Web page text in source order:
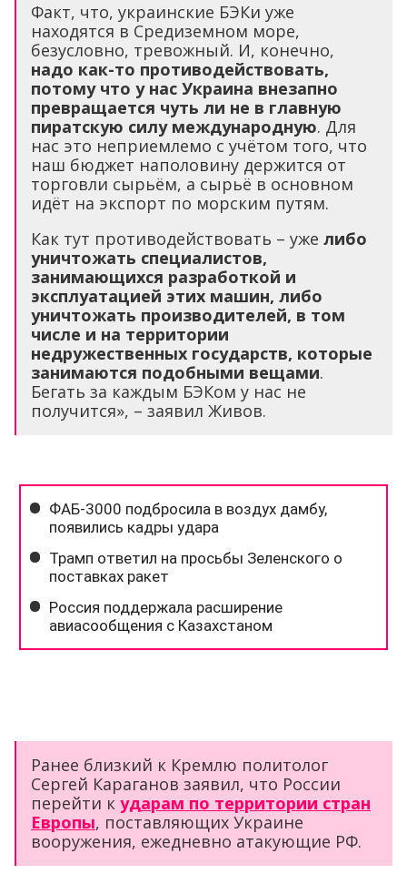
Факт, что, украинские БЭКи уже
находятся в Средиземном море,
безусловно, тревожный. И, конечно,
надо как-то противодействовать,
потому что у нас Украина внезапно
превращается чуть ли не в главную
пиратскую силу международную. Для
нас это неприемлемо с учётом того, что
наш бюджет наполовину держится от
торговли сырьём, а сырьё в основном
идёт на экспорт по морским путям.
Как тут противодействовать – уже либо
уничтожать специалистов,
занимающихся разработкой и
эксплуатацией этих машин, либо
уничтожать производителей, в том
числе и на территории
недружественных государств, которые
занимаются подобными вещами.
Бегать за каждым БЭКом у нас не
получится», – заявил Живов.
Ранее близкий к Кремлю политолог
Сергей Караганов заявил, что России
перейти к ударам по территории стран
Европы, поставляющих Украине
вооружения, ежедневно атакующие РФ.